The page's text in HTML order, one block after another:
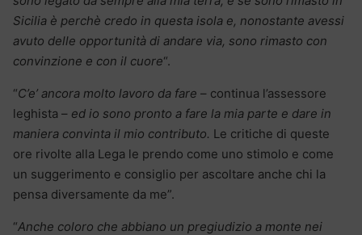
Sicilia è perchè credo in questa isola e, nonostante avessi
avuto delle opportunità di andare via, sono rimasto con
convinzione e con il cuore“.
“C’e’ ancora molto lavoro da fare – continua l’assessore
leghista – ed io sono pronto a fare la mia parte e dare in
maniera convinta il mio contributo. Le critiche di queste
ore rivolte alla Lega le prendo come uno stimolo e come
un suggerimento e consiglio per ascoltare anche chi la
pensa diversamente da me”.
“Anche coloro che abbiano un pregiudizio a monte nei